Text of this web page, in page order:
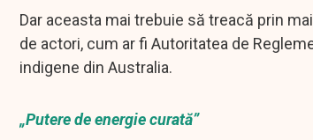
Dar aceasta mai trebuie să treacă prin
de actori, cum ar fi Autoritatea de
indigene din Australia.
„Putere de energie curată”